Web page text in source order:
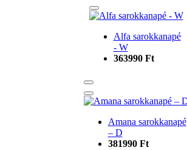
Alfa sarokkanapé
- W
363990 Ft
Amana sarokkanapé
– D
381990 Ft